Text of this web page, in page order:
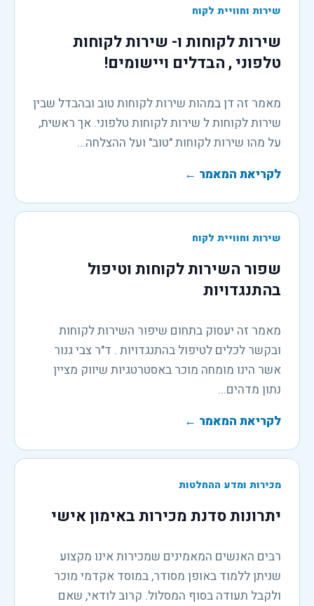
שירות וחוויית לקוח
שירות לקוחות ו- שירות לקוחות
טלפוני , הבדלים ויישומים!
מאמר זה דן במהות שירות לקוחות טוב ובהבדל שבין
שירות לקוחות ל שירות לקוחות טלפוני. אך ראשית,
על מהו שירות לקוחות "טוב" ועל ההצלחה...
לקריאת המאמר ←
שירות וחוויית לקוח
שפור השירות לקוחות וטיפול
בהתנגדויות
מאמר זה יעסוק בתחום שיפור השירות לקוחות
ובקשר לכלים לטיפול בהתנגדויות . ד"ר צבי גנור
אשר הינו מומחה מוכר באסטרטגיות שיווק מציין
נתון מדהים...
לקריאת המאמר ←
מכירות ומדע ההחלטות
יתרונות סדנת מכירות באימון אישי
רבים האנשים המאמינים שמכירות אינו מקצוע
שניתן ללמוד באופן מסודר, במוסד אקדמי מוכר
ולקבל תעודה בסוף המסלול. קרוב לודאי, שאם